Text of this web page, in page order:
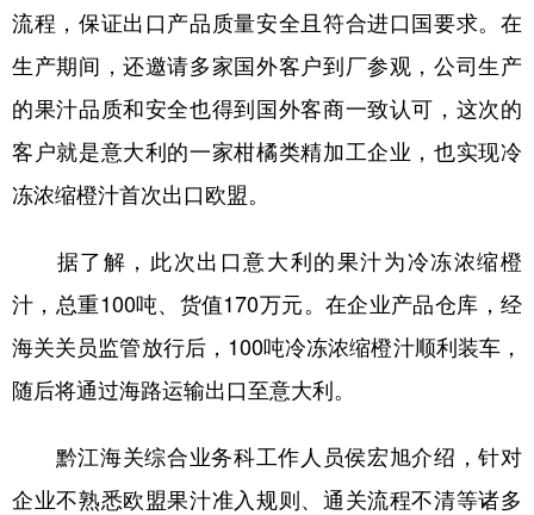
流程，保证出口产品质量安全且符合进口国要求。在
生产期间，还邀请多家国外客户到厂参观，公司生产
的果汁品质和安全也得到国外客商一致认可，这次的
客户就是意大利的一家柑橘类精加工企业，也实现冷
冻浓缩橙汁首次出口欧盟。
据了解，此次出口意大利的果汁为冷冻浓缩橙
汁，总重100吨、货值170万元。在企业产品仓库，经
海关关员监管放行后，100吨冷冻浓缩橙汁顺利装车，
随后将通过海路运输出口至意大利。
黔江海关综合业务科工作人员侯宏旭介绍，针对
企业不熟悉欧盟果汁准入规则、通关流程不清等诸多